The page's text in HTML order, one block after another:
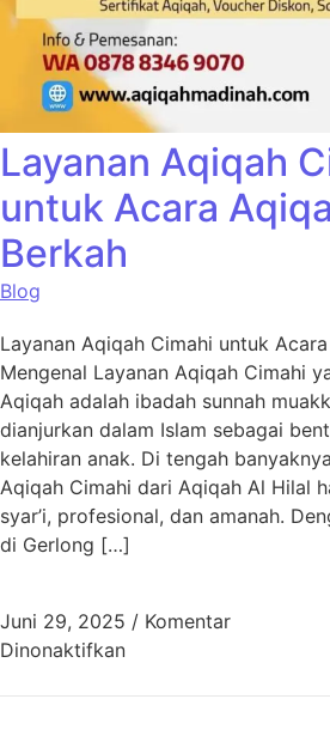
Layanan Aqiqah
untuk Acara
Berkah
Blog
Layanan Aqiqah Cimahi untuk
Mengenal Layanan Aqiqah Cimahi
Aqiqah adalah ibadah sunnah
dianjurkan dalam Islam sebagai
kelahiran anak. Di tengah
Aqiqah Cimahi dari Aqiqah Al Hilal
syar’i, profesional, dan amanah.
di Gerlong […]
Juni 29, 2025 / Komentar
Dinonaktifkanpada Layanan Aqiqah